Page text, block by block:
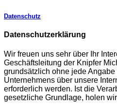
Datenschutz
Datenschutzerklärung
Wir freuen uns sehr über Ihr
Geschäftsleitung der Knipfer
grundsätzlich ohne jede
Unternehmens über unsere
erforderlich werden. Ist die
gesetzliche Grundlage, holen